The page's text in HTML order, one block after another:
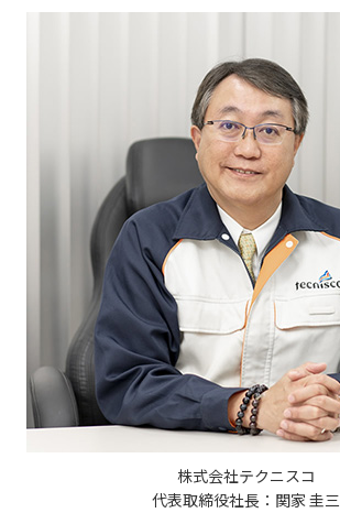
株式会社テクニスコ
代表取締役社長：関家 圭三